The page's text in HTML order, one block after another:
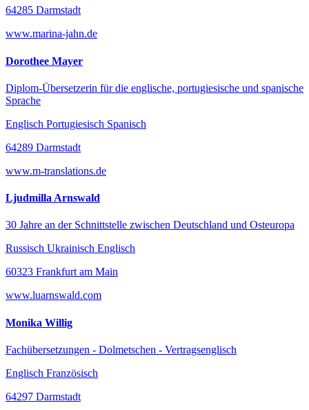
64285 Darmstadt
www.marina-jahn.de
Dorothee Mayer
Diplom-Übersetzerin für die englische, portugiesische und spanische
Sprache
Englisch Portugiesisch Spanisch
64289 Darmstadt
www.m-translations.de
Ljudmilla Arnswald
30 Jahre an der Schnittstelle zwischen Deutschland und Osteuropa
Russisch Ukrainisch Englisch
60323 Frankfurt am Main
www.luarnswald.com
Monika Willig
Fachübersetzungen - Dolmetschen - Vertragsenglisch
Englisch Französisch
64297 Darmstadt